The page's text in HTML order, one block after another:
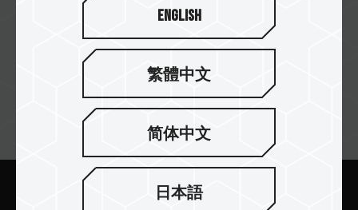
訂閱電子報
English
繁體中文
简体中文
日本語